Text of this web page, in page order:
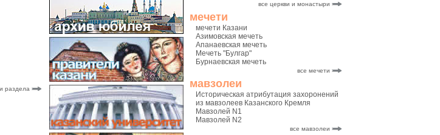
все церкви и монастыри
мечети
мечети Казани
Азимовская мечеть
Апанаевская мечеть
Мечеть "Булгар"
Бурнаевская мечеть
все мечети
мавзолеи
Историческая атрибутация захоронений
из мавзолеев Казанского Кремля
Мавзолей N1
Мавзолей N2
все мавзолеи
раздела